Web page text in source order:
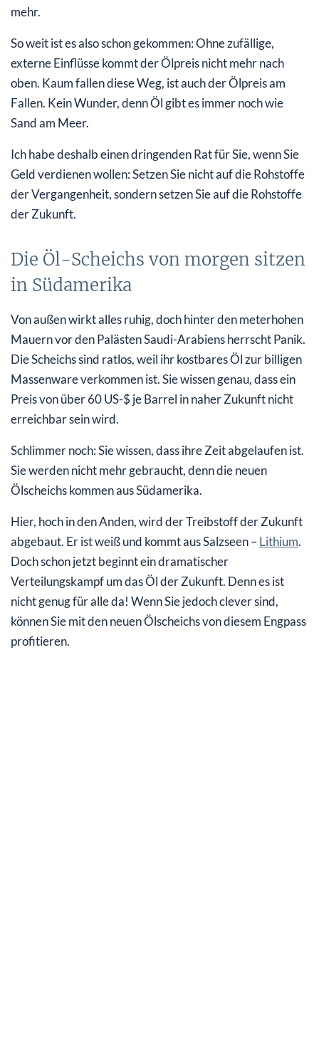
mehr.
So weit ist es also schon gekommen: Ohne zufällige,
externe Einflüsse kommt der Ölpreis nicht mehr nach
oben. Kaum fallen diese Weg, ist auch der Ölpreis am
Fallen. Kein Wunder, denn Öl gibt es immer noch wie
Sand am Meer.
Ich habe deshalb einen dringenden Rat für Sie, wenn Sie
Geld verdienen wollen: Setzen Sie nicht auf die Rohstoffe
der Vergangenheit, sondern setzen Sie auf die Rohstoffe
der Zukunft.
Die Öl-Scheichs von morgen sitzen
in Südamerika
Von außen wirkt alles ruhig, doch hinter den meterhohen
Mauern vor den Palästen Saudi-Arabiens herrscht Panik.
Die Scheichs sind ratlos, weil ihr kostbares Öl zur billigen
Massenware verkommen ist. Sie wissen genau, dass ein
Preis von über 60 US-$ je Barrel in naher Zukunft nicht
erreichbar sein wird.
Schlimmer noch: Sie wissen, dass ihre Zeit abgelaufen ist.
Sie werden nicht mehr gebraucht, denn die neuen
Ölscheichs kommen aus Südamerika.
Hier, hoch in den Anden, wird der Treibstoff der Zukunft
abgebaut. Er ist weiß und kommt aus Salzseen –Lithium.
Doch schon jetzt beginnt ein dramatischer
Verteilungskampf um das Öl der Zukunft. Denn es ist
nicht genug für alle da! Wenn Sie jedoch clever sind,
können Sie mit den neuen Ölscheichs von diesem Engpass
profitieren.